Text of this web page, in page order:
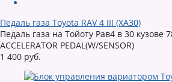
Педаль газа Toyota RAV 4 III (XA30)
Педаль газа на Тойоту Рав4 в 30 кузове
ACCELERATOR PEDAL(W/SENSOR)
1 400 руб.